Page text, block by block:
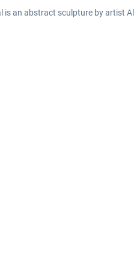
an abstract sculpture by artist